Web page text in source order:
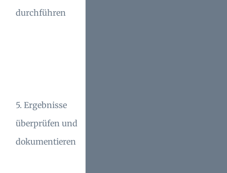
durchführen
5. Ergebnisse
überprüfen und
dokumentieren